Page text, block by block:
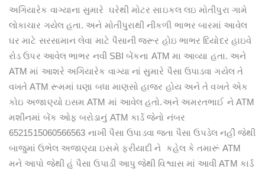
અગિયારેક વાગ્યાના સુમારે ઘરેથી મોટર સાઇકલ લઇ મોતીપુરા ગામે
લોકાચાર ગયેલ હતા. અને મોતીપુરાથી નીકળી ભાભર બારમાં આવેલ
ઘર માટે સરસામાન લેવા માટે પૈસાની જરૂર હોઇ ભાભર દિયોદર હાઇવે
રોડ ઉપર આવેલ ભાભર નવી SBI બેંકના ATM મા આવ્યા હતા. અને
ATM માં આશરે અગિયારેક વાગ્યા નાં સુમારે પૈસા ઉપાડવા ગયેલ તે
વખતે ATM રૂમમાં ઘણા બધા માણસો હાજર હોય અને તે વખતે એક
કોઇ અજાણ્યો ઇસમ ATM માં આવેલ હતો.અને અમરતભાઈ ને ATM
મશીનમાં બેંક ઓફ બરોડાનું ATM કાર્ડ જેનો નંબર
6521515060566563 નાખી પૈસા ઉપાડવા જતા પૈસા ઉપડેલ નહીં જેથી
બાજુમાં ઉભેલ અજાણ્યા ઇસમે ફરીયાદી ને કહેલ કે તમારૂં ATM
મને આપો જેથી હું પૈસા ઉપાડી આપુ જેથી વિશ્વાસ માં આવી ATM કાર્ડ